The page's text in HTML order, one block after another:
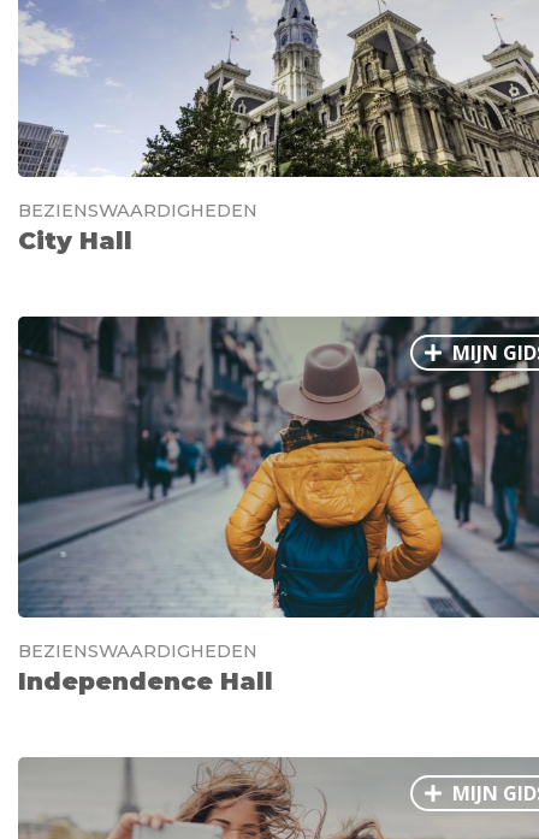
BEZIENSWAARDIGHEDEN
City Hall
MIJN
BEZIENSWAARDIGHEDEN
Independence Hall
MIJN